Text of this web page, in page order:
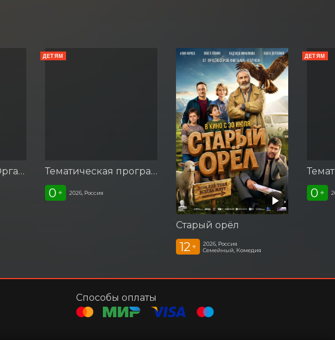
Мастер – класс «Организация Фотосьемки От и До»
ДЕТЯМ
Тематическая программа «Праздник русских народных игр»
0 + 2026, Россия
Старый орёл
12 +
2026, Россия
Семейный, Комедия
ДЕТЯМ
0 +
Способы оплаты